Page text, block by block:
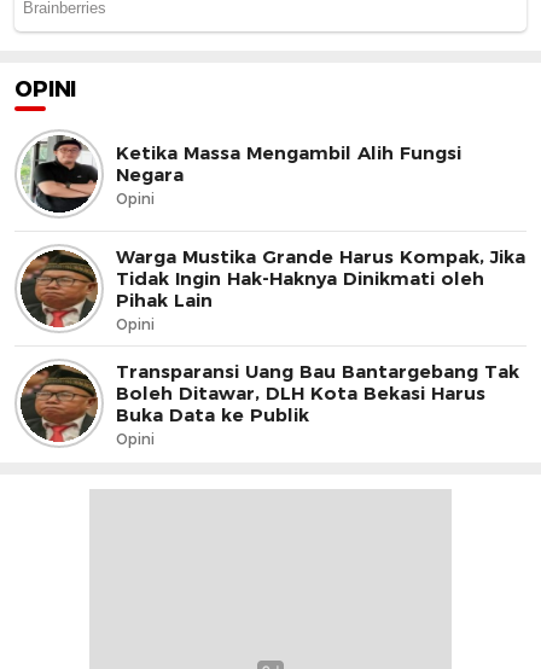
OPINI
Ketika Massa Mengambil Alih Fungsi
Negara
Opini
Warga Mustika Grande Harus Kompak, Jika
Tidak Ingin Hak-Haknya Dinikmati oleh
Pihak Lain
Opini
Transparansi Uang Bau Bantargebang Tak
Boleh Ditawar, DLH Kota Bekasi Harus
Buka Data ke Publik
Opini